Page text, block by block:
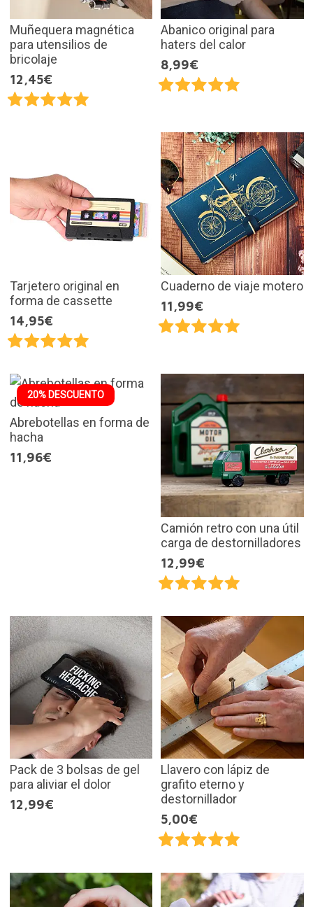
Muñequera magnética
para utensilios de
bricolaje
12,45€
Abanico original para
haters del calor
8,99€
Tarjetero original en
forma de cassette
14,95€
Cuaderno de viaje motero
11,99€
20% DESCUENTO
Abrebotellas en forma de
hacha
11,96€
Camión retro con una útil
carga de destornilladores
12,99€
Pack de 3 bolsas de gel
para aliviar el dolor
12,99€
Llavero con lápiz de
grafito eterno y
destornillador
5,00€